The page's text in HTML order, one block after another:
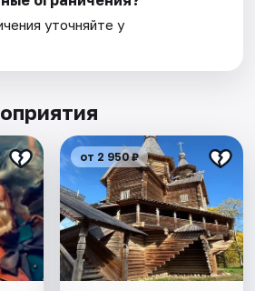
уточняйте у
от 2 950 ₽